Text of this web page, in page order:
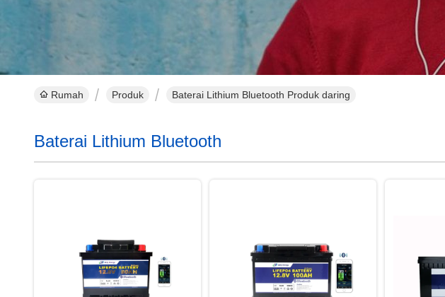
Rumah Produk Baterai Lithium Bluetooth Produk daring
Baterai Lithium Bluetooth